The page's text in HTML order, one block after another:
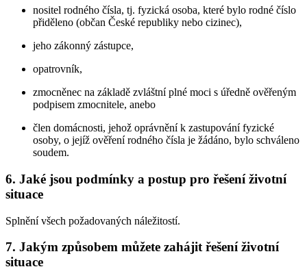
nositel rodného čísla, tj. fyzická osoba, které bylo rodné číslo
přiděleno (občan České republiky nebo cizinec),
jeho zákonný zástupce,
opatrovník,
zmocněnec na základě zvláštní plné moci s úředně ověřeným
podpisem zmocnitele, anebo
člen domácnosti, jehož oprávnění k zastupování fyzické
osoby, o jejíž ověření rodného čísla je žádáno, bylo schváleno
soudem.
6. Jaké jsou podmínky a postup pro řešení životní
situace
Splnění všech požadovaných náležitostí.
7. Jakým způsobem můžete zahájit řešení životní
situace